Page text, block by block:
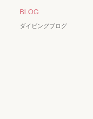
BLOG
ダイビングブログ